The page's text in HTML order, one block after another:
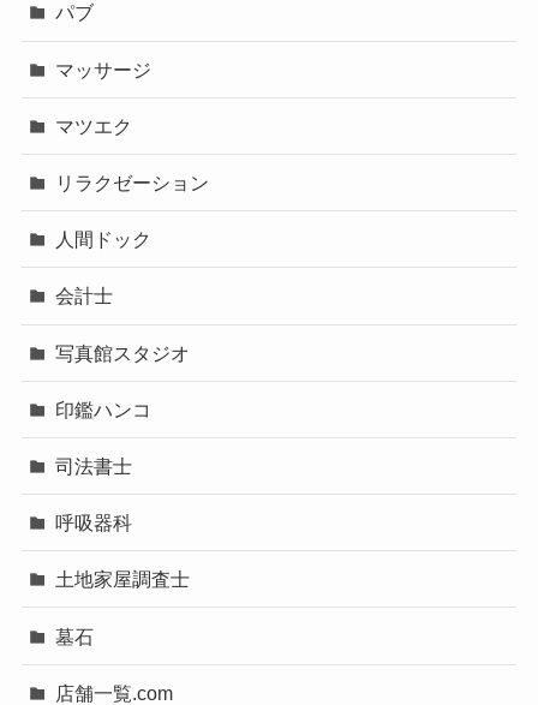
パブ
マッサージ
マツエク
リラクゼーション
人間ドック
会計士
写真館スタジオ
印鑑ハンコ
司法書士
呼吸器科
土地家屋調査士
墓石
店舗一覧.com